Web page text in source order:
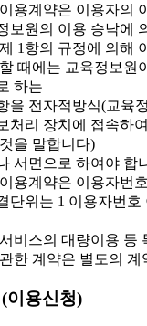
용계약은 이용자의
보원의 이용 승낙에
1항의 규정에 의해
때에는 교육정보원
하는
을 전자적방식(교육
처리 장치에 접속하
을 말합니다)
서면으로 하여야 합
용계약은 이용자번
단위는 1 이용자번호
비스의 대량이용 등
한 계약은 별도의 계
이용신청)